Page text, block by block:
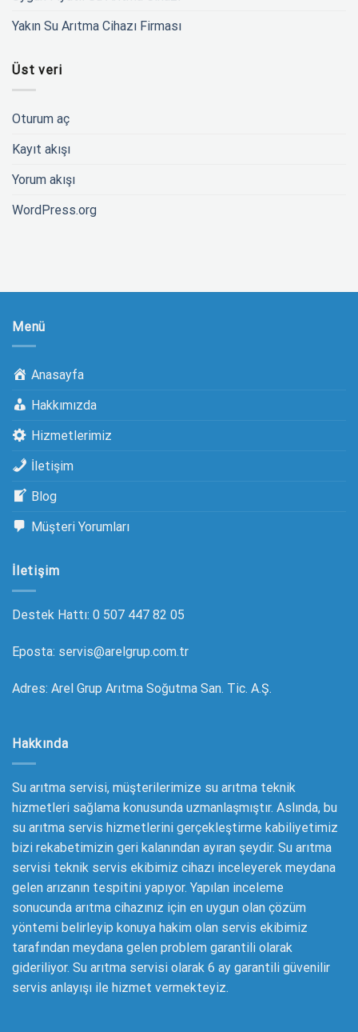
Yakın Su Arıtma Cihazı Firması
Üst veri
Oturum aç
Kayıt akışı
Yorum akışı
WordPress.org
Menü
Anasayfa
Hakkımızda
Hizmetlerimiz
İletişim
Blog
Müşteri Yorumları
İletişim
Destek Hattı: 0 507 447 82 05
Eposta: servis@arelgrup.com.tr
Adres: Arel Grup Arıtma Soğutma San. Tic. A.Ş.
Hakkında
Su arıtma servisi, müşterilerimize su arıtma teknik
hizmetleri sağlama konusunda uzmanlaşmıştır. Aslında, bu
su arıtma servis hizmetlerini gerçekleştirme kabiliyetimiz
bizi rekabetimizin geri kalanından ayıran şeydir. Su arıtma
servisi teknik servis ekibimiz cihazı inceleyerek meydana
gelen arızanın tespitini yapıyor. Yapılan inceleme
sonucunda arıtma cihazınız için en uygun olan çözüm
yöntemi belirleyip konuya hakim olan servis ekibimiz
tarafından meydana gelen problem garantili olarak
gideriliyor. Su arıtma servisi olarak 6 ay garantili güvenilir
servis anlayışı ile hizmet vermekteyiz.